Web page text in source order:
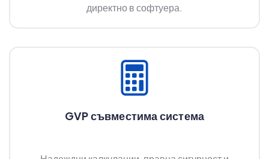
директно в софтуера.
GVP съвместима система